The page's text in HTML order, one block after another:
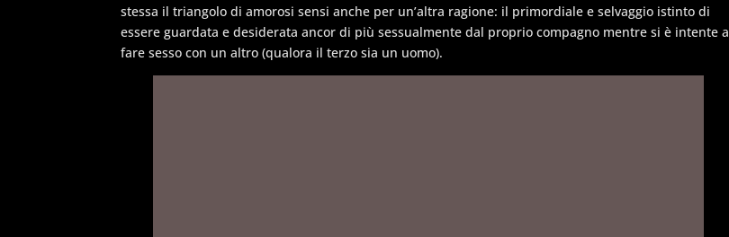
stessa il triangolo di amorosi sensi anche per un’altra ragione: il primordiale e selvaggio istinto di
essere guardata e desiderata ancor di più sessualmente dal proprio compagno mentre si è intente a
fare sesso con un altro (qualora il terzo sia un uomo).